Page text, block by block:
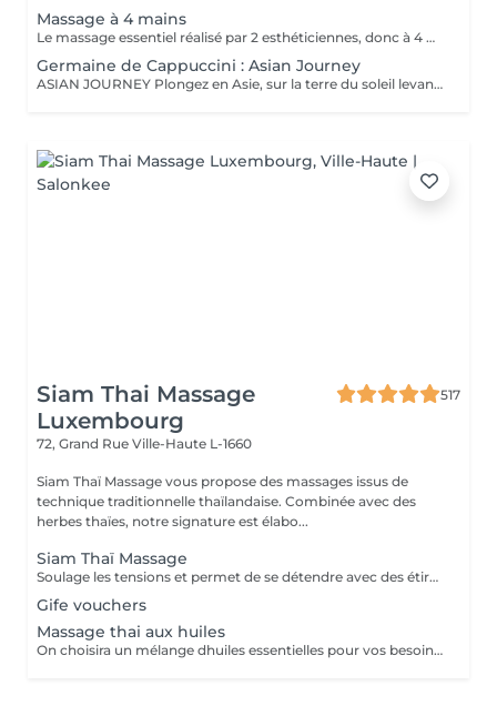
Massage à 4 mains
Le massage essentiel réalisé par 2 esthéticiennes, donc à 4 mains est un massage du corps complet aux huiles essentielles, qui apporte une profonde relaxation. C'est une technique favorisant la circulation énergétique et qui réactive le métabolisme. C'est un massage où on retrouve le plaisir de donner et de recevoir. En fait c'est un mélange de différentes techniques : californienne, quant au rythme, la fluidité, manoeuvres enveloppantes, et suédoise, travail précis sur les différentes parties du corps.
Germaine de Cappuccini : Asian Journey
ASIAN JOURNEY Plongez en Asie, sur la terre du soleil levant, où chaque détail est conçu pour offrir harmonie et équilibre grâce à des soins exclusifs qui capturent l'esprit zen des anciens rituels japonais, infusés avec l'essence culturelle et cérémonielle du thé. La collection présente un parfum neuro-scientifiquement prouvé qui favorise l'harmonie et l'équilibre entre le corps et l'esprit. Des notes lactées enveloppantes s'associent à des bois crémeux sophistiqués et à des fruits exotiques. ACTIMOOD PROGRAM® : WELLBEINGMATCHA RENEWAL EXFOLIATION POUR LE CORPS Rituel d'exfoliation conçu pour révéler une peau douce et radieuse. Une formule exclusive à effet antioxydant qui enveloppe le corps d'une étreinte nourrissante et transformatrice. La caresse de sa texture gel extraordinaire permet une exfoliation aussi efficace qu'agréable. SERENITY SANCTUARY MASSAGE CORPOREL Inspiré du Shiatsu, une technique millénaire originaire du Japon, ce massage à effet relaxant vise à harmoniser le rythme naturel du corps en travaillant les méridiens énergétiques. La texture douce du lait de massage facilite le traitement, garantissant une glisse douce et agréable, tout en vous plongeant dans une atmosphère de profonde sérénité. ZEN CEREMONY RITUEL Conçu pour harmoniser le corps et l'esprit, ce rituel corporel associe la préparation et le soin de la peau à la philosophie orientale de l'équilibre holistique. Inspiré par le travail des méridiens énergétiques, il favorise un sentiment de bien-être total et profond.
Siam Thai Massage
Luxembourg
517
72, Grand Rue Ville-Haute L-1660
Siam Thaï Massage vous propose des massages issus de
technique traditionnelle thaïlandaise. Combinée avec des
herbes thaïes, notre signature est élabo...
Siam Thaï Massage
Soulage les tensions et permet de se détendre avec des étirements délicats de votre corps pour améliorer la mobilité et la flexibilité, suivie par les techniques de massage thaï par des pressions, sans utilisation dhuile.
Gife vouchers
Massage thai aux huiles
On choisira un mélange dhuiles essentielles pour vos besoins physiques. Un massage thérapeutique à laide dune technique spéciale pour vider les poches de liquide lymphatique et de rétention deau. Ce traitement est conçu pour aider à stimuler la circulation et daccroître la capacité du corps à éliminer les toxines et à absorber les éléments nutritifs. Vos huiles essentielles préférées peuvent être sélectionnées à votre arrivée.